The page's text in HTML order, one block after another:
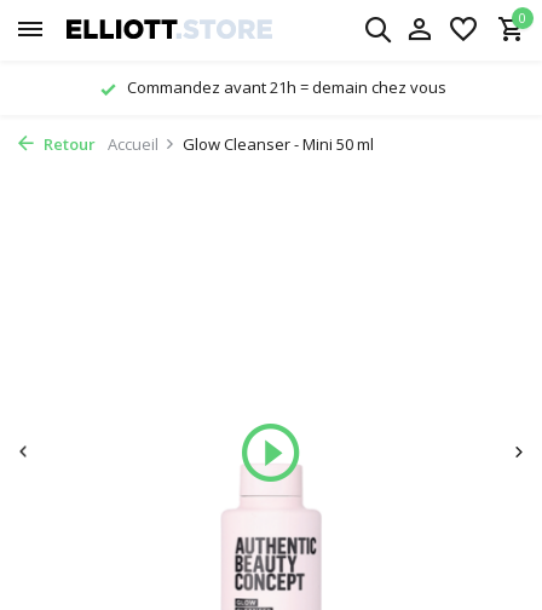
0
Commandez avant 21h = demain chez vous
Retour Accueil Glow Cleanser - Mini 50 ml